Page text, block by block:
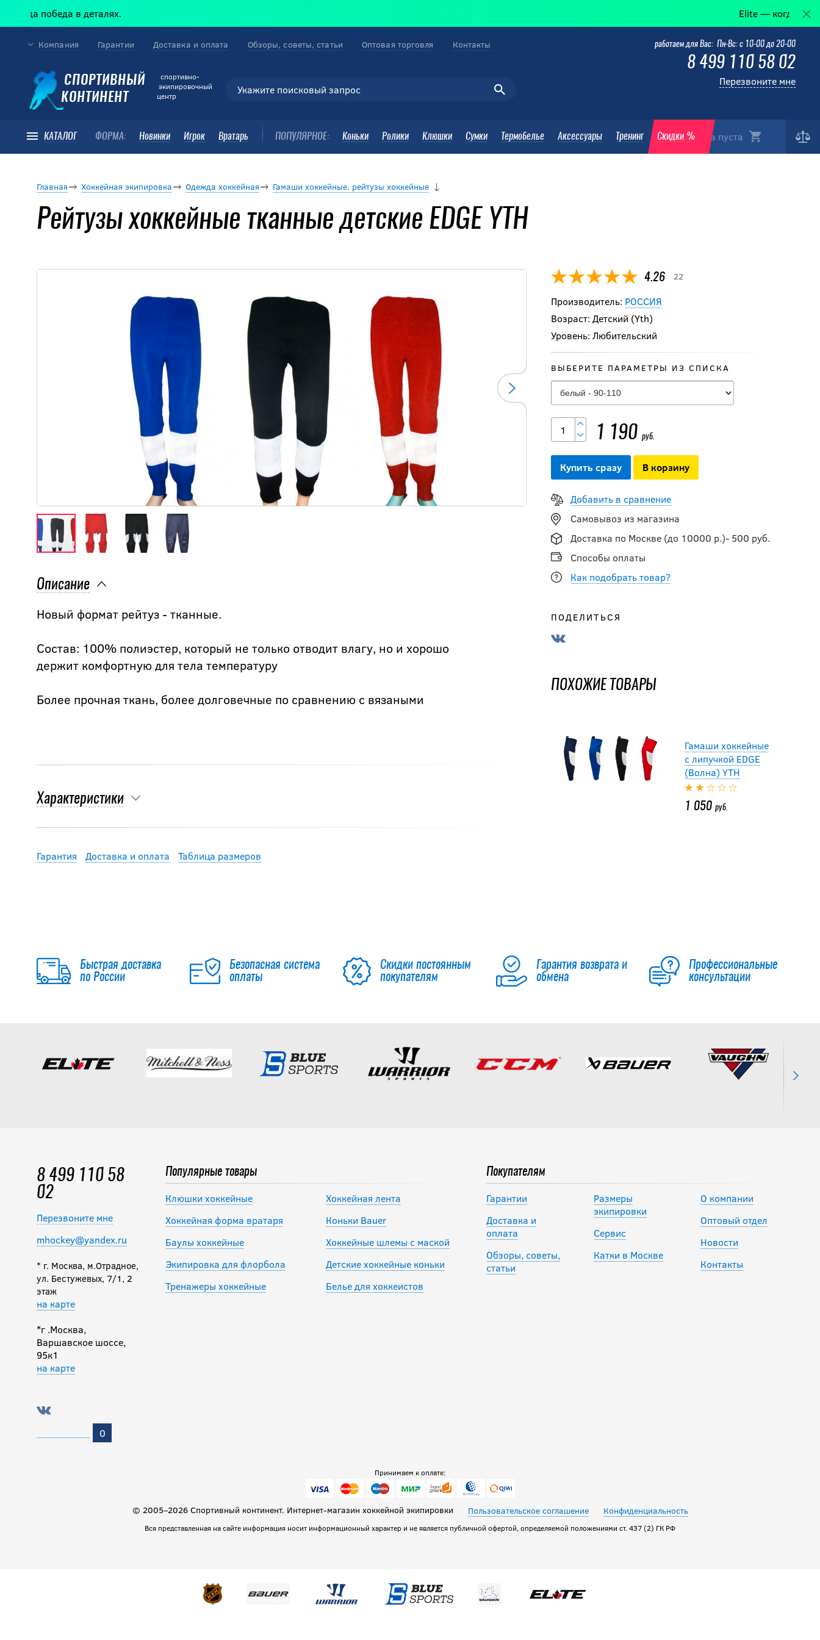
в деталях. Elite — когда победа в
СПОРТИВНЫЙ
КОНТИНЕНТ
cпортивно-
экипировочный
центр
Корзина пуста
КАТАЛОГ ФОРМА: Новинки Игрок Вратарь ПОПУЛЯРНОЕ: Коньки Ролики Клюшки Сумки Термобелье Аксессуары Тренинг Скидки %
Компания Гарантии Доставка и оплата Обзоры, советы, статьи Оптовая торговля Контакты работаем для Вас: Пн-Вс: с 10-00 до 20-00
8 499 110 58 02
Перезвоните мне
Главная Хоккейная экипировка Одежда хоккейная Гамаши хоккейные, рейтузы хоккейные
Рейтузы хоккейные тканные детские EDGE YTH
Описание
Новый формат рейтуз - тканные.
Состав: 100% полиэстер, который не только отводит влагу, но и хорошо
держит комфортную для тела температуру
Более прочная ткань, более долговечные по сравнению с вязаными
Характеристики
Гарантия Доставка и оплата Таблица размеров
4.26 22
Производитель: РОССИЯ
Возраст: Детский (Yth)
Уровень: Любительский
ВЫБЕРИТЕ ПАРАМЕТРЫ ИЗ СПИСКА
1 190 руб.
Купить сразу В корзину
Добавить в сравнение
Самовывоз из магазина
Доставка по Москве (до 10000 р.)- 500 руб.
Способы оплаты
Как подобрать товар?
ПОДЕЛИТЬСЯ
ПОХОЖИЕ ТОВАРЫ
Гамаши хоккейные
с липучкой EDGE
(Волна) YTH
1 050руб.
Быстрая доставка
по России
Безопасная система
оплаты
Скидки постоянным
покупателям
Гарантия возврата и
обмена
Профессиональные
консультации
8 499 110 58
02
Перезвоните мне
mhockey@yandex.ru
* г. Москва, м.Отрадное,
ул. Бестужевых, 7/1, 2
этаж
на карте
*г .Москва,
Варшавское шоссе,
95к1
на карте
0
Популярные товары
Клюшки хоккейные
Хоккейная форма вратаря
Баулы хоккейные
Экипировка для флорбола
Тренажеры хоккейные
Хоккейная лента
Коньки Bauer
Хоккейные шлемы с маской
Детские хоккейные коньки
Белье для хоккеистов
Покупателям
Гарантии
Доставка и
оплата
Обзоры, советы,
статьи
Размеры
экипировки
Сервис
Катки в Москве
О компании
Оптовый отдел
Новости
Контакты
Принимаем к оплате:
© 2005–2026 Спортивный континент. Интернет-магазин хоккейной экипировки Пользовательское соглашение Конфиденциальность
Вся представленная на сайте информация носит информационный характер и не является публичной офертой, определяемой положениями ст. 437 (2) ГК РФ